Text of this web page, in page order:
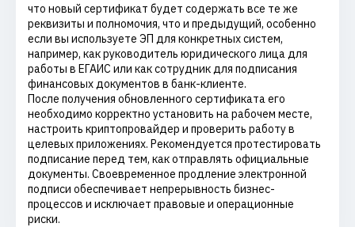
что новый сертификат будет содержать все те же
реквизиты и полномочия, что и предыдущий, особенно
если вы используете ЭП для конкретных систем,
например, как руководитель юридического лица для
работы в ЕГАИС или как сотрудник для подписания
финансовых документов в банк-клиенте.
После получения обновленного сертификата его
необходимо корректно установить на рабочем месте,
настроить криптопровайдер и проверить работу в
целевых приложениях. Рекомендуется протестировать
подписание перед тем, как отправлять официальные
документы. Своевременное продление электронной
подписи обеспечивает непрерывность бизнес-
процессов и исключает правовые и операционные
риски.